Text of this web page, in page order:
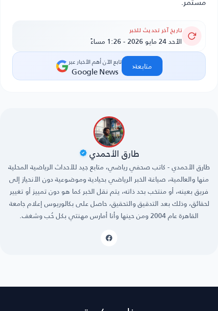
تاريخ آخر تحديث للخبر
الأحد 24 مايو 2026 - 1:26 مساءً
تابع الآن أهم الأخبار عبر
Google News متابعة‹
طارق الأحمدي
طارق الأحمدي - كاتب صحفي رياضي، متابع جيد للأحداث الرياضية المحلية
منها والعالمية، صياغة الخبر الرياضي بحيادية وموضوعية دون الأنحياز إلى
فريق بعينه، أو منتخب بحد ذاته، يتم نقل الخبر كما هو دون تمييز أو تغيير
لحقائق، وذلك بعد التدقيق والتحقيق، حاصل على بكالوريوس إعلام جامعة
القاهرة عام 2004 ومن حينها وأنا أمارس مهنتي بكل حُب وشغف.